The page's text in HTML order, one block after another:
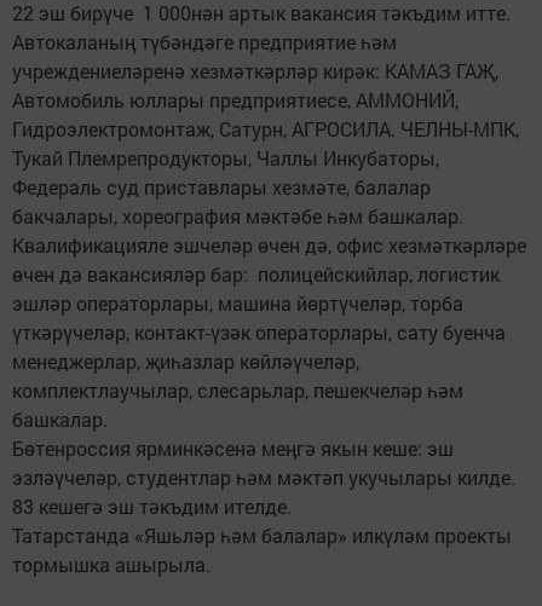
22 эш бирүче 1 000нән артык вакансия тәкъдим итте.
Автокаланың түбәндәге предприятие һәм
учреждениеләренә хезмәткәрләр кирәк: КАМАЗ ГАҖ,
Автомобиль юллары предприятиесе, АММОНИЙ,
Гидроэлектромонтаж, Сатурн, АГРОСИЛА. ЧЕЛНЫ-МПК,
Тукай Племрепродукторы, Чаллы Инкубаторы,
Федераль суд приставлары хезмәте, балалар
бакчалары, хореография мәктәбе һәм башкалар.
Квалификацияле эшчеләр өчен дә, офис хезмәткәрләре
өчен дә вакансияләр бар: полицейскийлар, логистик
эшләр операторлары, машина йөртүчеләр, торба
үткәрүчеләр, контакт-үзәк операторлары, сату буенча
менеджерлар, җиһазлар көйләүчеләр,
комплектлаучылар, слесарьлар, пешекчеләр һәм
башкалар.
Бөтенроссия ярминкәсенә меңгә якын кеше: эш
эзләүчеләр, студентлар һәм мәктәп укучылары килде.
83 кешегә эш тәкъдим ителде.
Татарстанда «Яшьләр һәм балалар» илкүләм проекты
тормышка ашырыла.